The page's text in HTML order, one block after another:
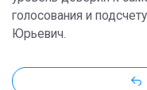
голосования и
Юрьевич.